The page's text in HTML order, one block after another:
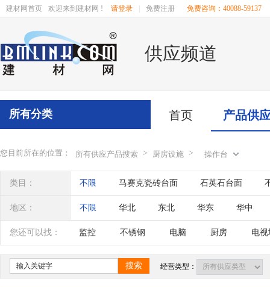
建材网首页 欢迎来到建材网 ! 请登录 免费注册 免费咨询：40088-59137
供应频道
首页 产品供
所有分类
您目前所在的位置： 所有供应产品搜索 > 厨房设施 > 操作台
类目： 不限 马赛克瓷砖台面 石英石台面
地区： 不限 华北 东北 华东 华中
辽宁 吉林 黑龙江 内蒙古 江苏
四川 海南 贵州 云南 西藏
您还可以找： 监控 不锈钢 电脑 厨房 电视
搜索 经营类型：